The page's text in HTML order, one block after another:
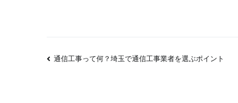
投通信工事って何？埼玉で通信工事業者を選ぶポイント